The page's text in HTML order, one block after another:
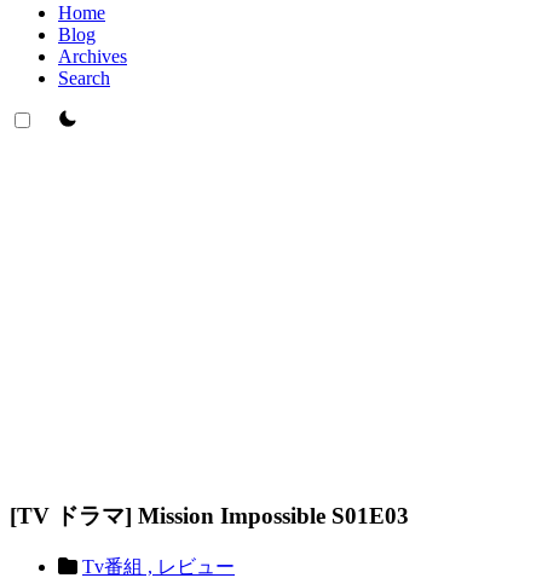
Home
Blog
Archives
Search
theme switcher
[TV ドラマ] Mission Impossible S01E03
Tv番組 , レビュー